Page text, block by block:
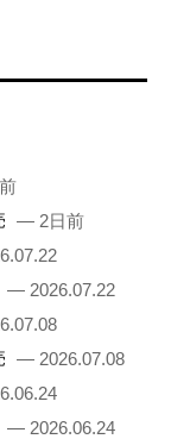
— 2日前
— 2026.07.22
— 2026.07.08
— 2026.06.24